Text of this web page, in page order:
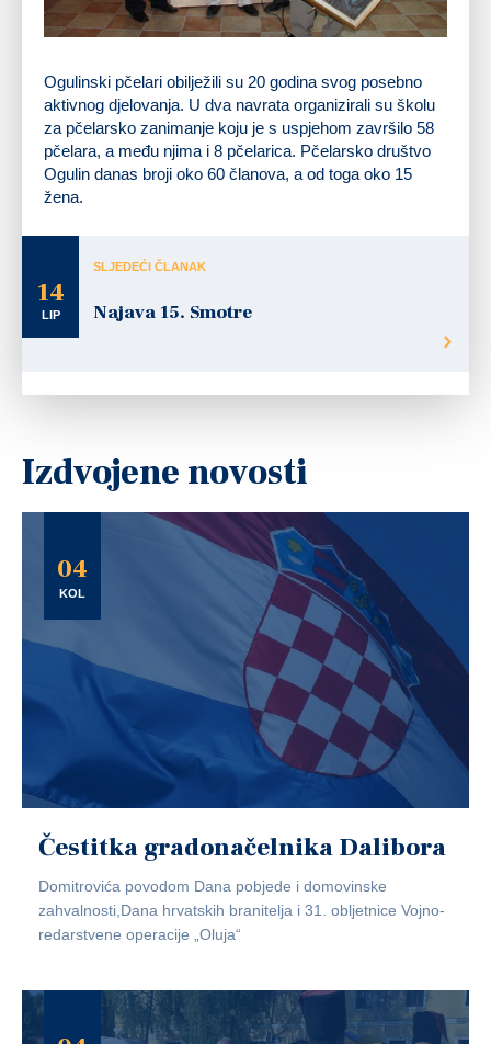
Ogulinski pčelari obilježili su 20 godina svog posebno
aktivnog djelovanja. U dva navrata organizirali su školu
za pčelarsko zanimanje koju je s uspjehom završilo 58
pčelara, a među njima i 8 pčelarica. Pčelarsko društvo
Ogulin danas broji oko 60 članova, a od toga oko 15
žena.
14
LIP
SLJEDEĆI ČLANAK
Najava 15. Smotre
Izdvojene novosti
04
KOL
Čestitka gradonačelnika Dalibora
Domitrovića povodom Dana pobjede i domovinske
zahvalnosti,Dana hrvatskih branitelja i 31. obljetnice Vojno-
redarstvene operacije „Oluja“